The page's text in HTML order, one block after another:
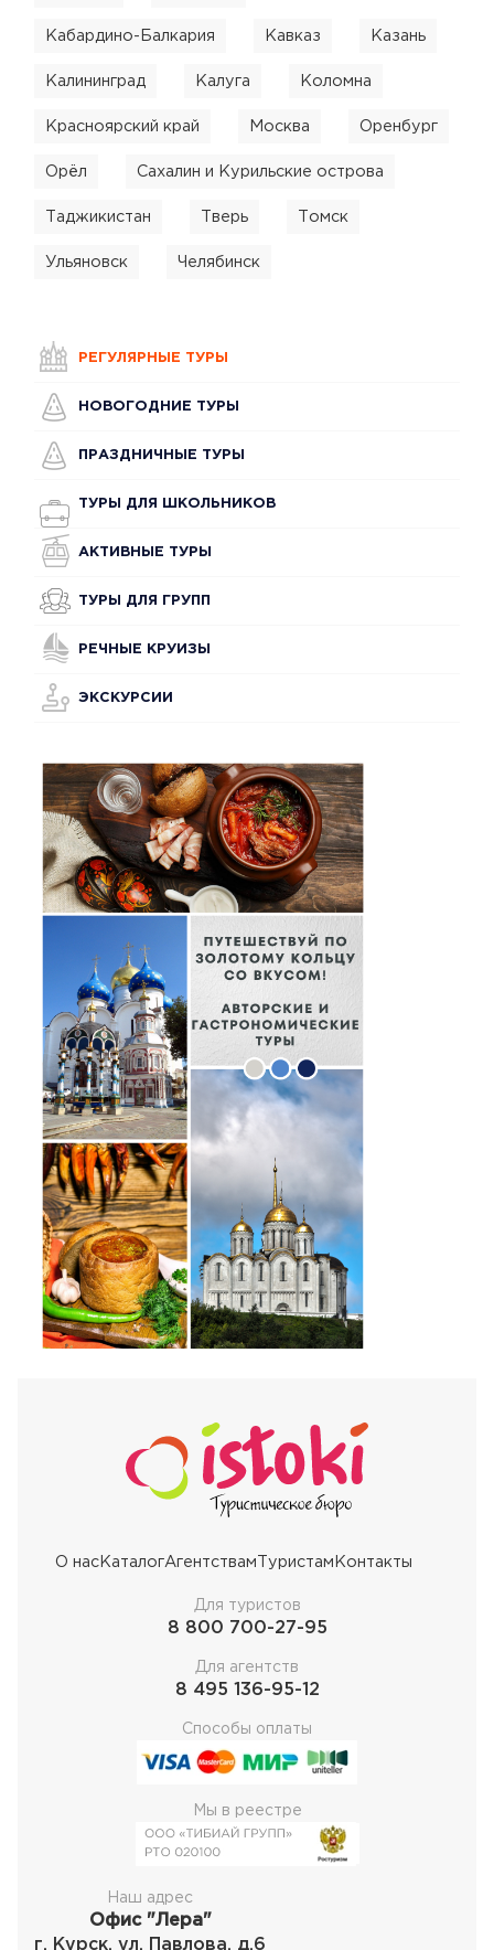
Кабардино-Балкария Кавказ Казань
Калининград Калуга Коломна
Красноярский край Москва Оренбург
Орёл Сахалин и Курильские острова
Таджикистан Тверь Томск
Ульяновск Челябинск
РЕГУЛЯРНЫЕ ТУРЫ
НОВОГОДНИЕ ТУРЫ
ПРАЗДНИЧНЫЕ ТУРЫ
ТУРЫ ДЛЯ ШКОЛЬНИКОВ
АКТИВНЫЕ ТУРЫ
ТУРЫ ДЛЯ ГРУПП
РЕЧНЫЕ КРУИЗЫ
ЭКСКУРСИИ
О насКаталогАгентствам Туристам Контакты
Для туристов
8 800 700-27-95
Для агентств
8 495 136-95-12
Способы оплаты
Мы в реестре
Наш адрес
Офис "Лера"
г. Курск, ул. Павлова, д.6